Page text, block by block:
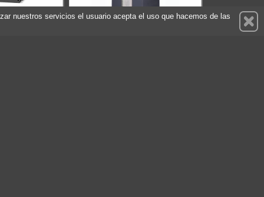
nuestros servicios el usuario acepta el uso que hacemos de las